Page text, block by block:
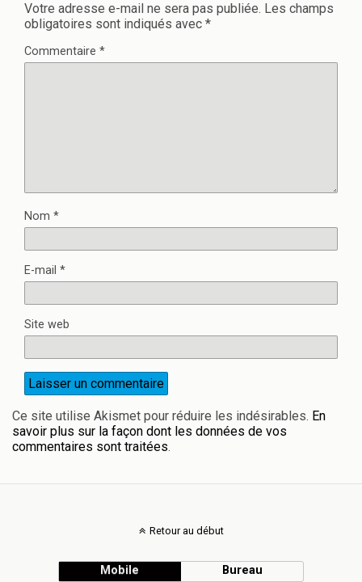
Votre adresse e-mail ne sera pas publiée. Les champs
obligatoires sont indiqués avec *
Commentaire *
Nom *
E-mail *
Site web
Ce site utilise Akismet pour réduire les indésirables. En
savoir plus sur la façon dont les données de vos
commentaires sont traitées.
Retour au début
Mobile Bureau